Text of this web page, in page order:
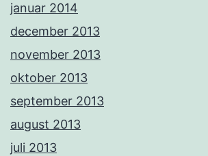
januar 2014
december 2013
november 2013
oktober 2013
september 2013
august 2013
juli 2013